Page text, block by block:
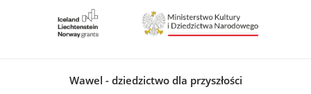
Wawel - dziedzictwo dla przyszłości